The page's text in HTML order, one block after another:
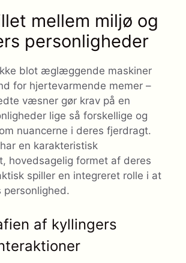
mellem miljø og
personligheder
blot æglæggende maskiner
for hjertevarmende memer –
væsner gør krav på en
lige så forskellige og
nuancerne i deres fjerdragt.
en karakteristisk
hovedsagelig formet af deres
spiller en integreret rolle i at
personlighed.
af ​​kyllingers